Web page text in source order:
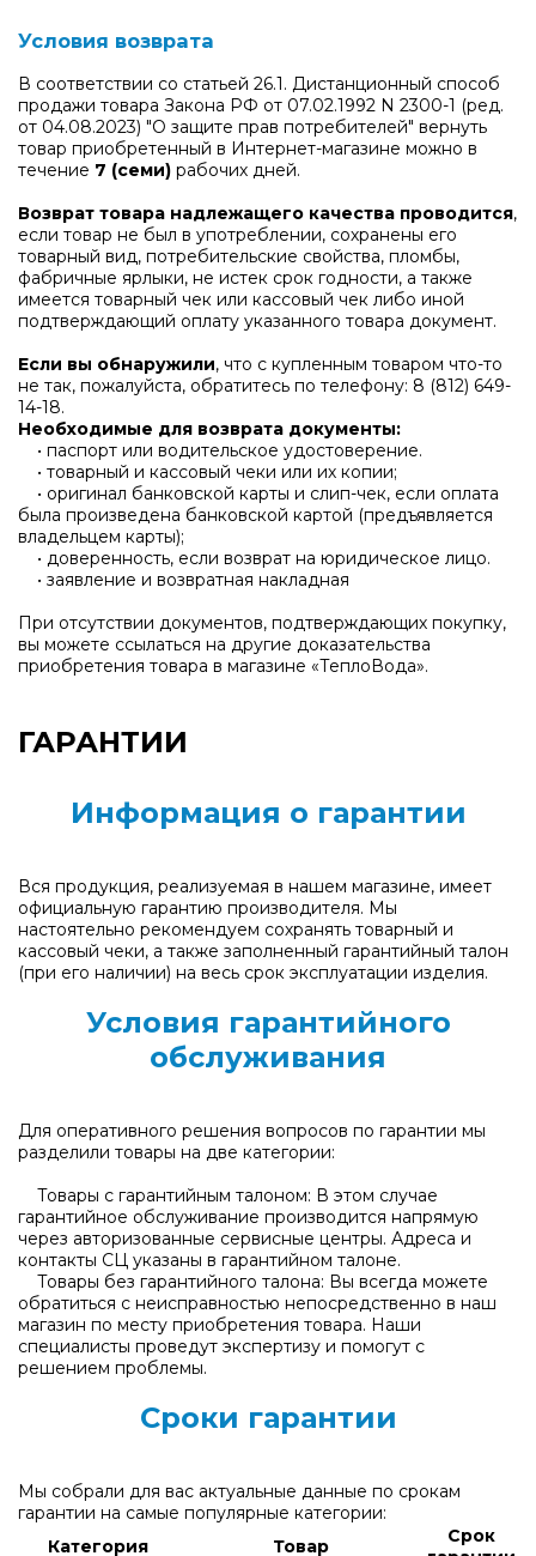
Условия возврата
В соответствии со статьей 26.1. Дистанционный способ
продажи товара Закона РФ от 07.02.1992 N 2300-1 (ред.
от 04.08.2023) "О защите прав потребителей" вернуть
товар приобретенный в Интернет-магазине можно в
течение 7 (семи) рабочих дней.
Возврат товара надлежащего качества проводится,
если товар не был в употреблении, сохранены его
товарный вид, потребительские свойства, пломбы,
фабричные ярлыки, не истек срок годности, а также
имеется товарный чек или кассовый чек либо иной
подтверждающий оплату указанного товара документ.
Если вы обнаружили, что с купленным товаром что-то
не так, пожалуйста, обратитесь по телефону: 8 (812) 649-
14-18.
Необходимые для возврата документы:
• паспорт или водительское удостоверение.
• товарный и кассовый чеки или их копии;
• оригинал банковской карты и слип-чек, если оплата
была произведена банковской картой (предъявляется
владельцем карты);
• доверенность, если возврат на юридическое лицо.
• заявление и возвратная накладная
При отсутствии документов, подтверждающих покупку,
вы можете ссылаться на другие доказательства
приобретения товара в магазине «ТеплоВода».
ГАРАНТИИ
Информация о гарантии
Вся продукция, реализуемая в нашем магазине, имеет
официальную гарантию производителя. Мы
настоятельно рекомендуем сохранять товарный и
кассовый чеки, а также заполненный гарантийный талон
(при его наличии) на весь срок эксплуатации изделия.
Условия гарантийного
обслуживания
Для оперативного решения вопросов по гарантии мы
разделили товары на две категории:
Товары с гарантийным талоном: В этом случае
гарантийное обслуживание производится напрямую
через авторизованные сервисные центры. Адреса и
контакты СЦ указаны в гарантийном талоне.
Товары без гарантийного талона: Вы всегда можете
обратиться с неисправностью непосредственно в наш
магазин по месту приобретения товара. Наши
специалисты проведут экспертизу и помогут с
решением проблемы.
Сроки гарантии
Мы собрали для вас актуальные данные по срокам
гарантии на самые популярные категории:
Категория
Товар
Срок